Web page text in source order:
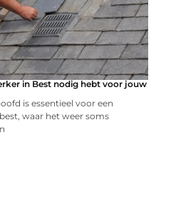
in Best nodig hebt voor jouw
is essentieel voor een
waar het weer soms